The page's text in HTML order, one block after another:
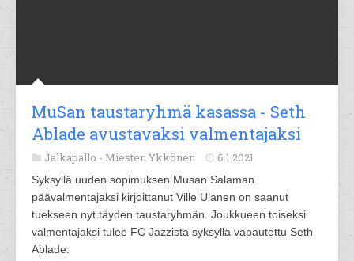
MuSan taustaryhmä kasassa - Seth
Ablade avustavaksi valmentajaksi
Jalkapallo - Miesten Ykkönen 6.1.2021
Syksyllä uuden sopimuksen Musan Salaman
päävalmentajaksi kirjoittanut Ville Ulanen on saanut
tuekseen nyt täyden taustaryhmän. Joukkueen toiseksi
valmentajaksi tulee FC Jazzista syksyllä vapautettu Seth
Ablade.